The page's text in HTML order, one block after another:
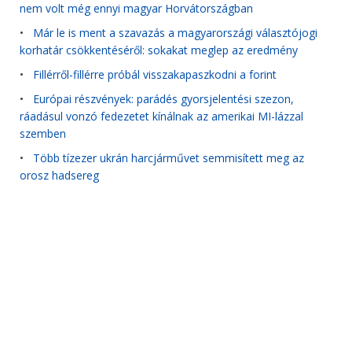
nem volt még ennyi magyar Horvátországban
• Már le is ment a szavazás a magyarországi választójogi
korhatár csökkentéséről: sokakat meglep az eredmény
• Fillérről-fillérre próbál visszakapaszkodni a forint
• Európai részvények: parádés gyorsjelentési szezon,
ráadásul vonzó fedezetet kínálnak az amerikai MI-lázzal
szemben
• Több tízezer ukrán harcjárművet semmisített meg az
orosz hadsereg